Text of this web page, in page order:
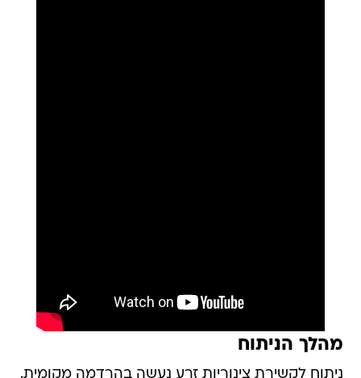
מהלך הניתוח
ניתוח לקשירת צינוריות זרע נעשה בהרדמה מקומית.